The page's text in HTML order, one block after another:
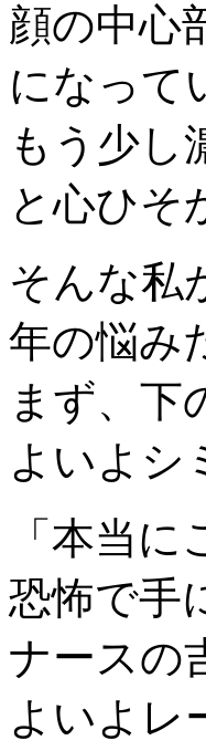
顔の中心
になって
もう少し
と心ひそ
そんな私
年の悩み
まず、下
よいよシ
「本当
恐怖で手
ナースの
よいよレ